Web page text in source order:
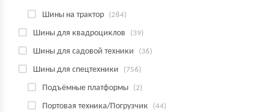
Шины на трактор (284)
Шины для квадроциклов (39)
Шины для садовой техники (36)
Шины для спецтехники (756)
Подъёмные платформы (2)
Портовая техника/Погрузчик (44)